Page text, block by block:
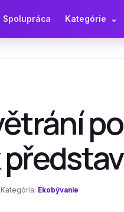
Spolupráca Kategórie ⌄
Kategória: Ekobývanie